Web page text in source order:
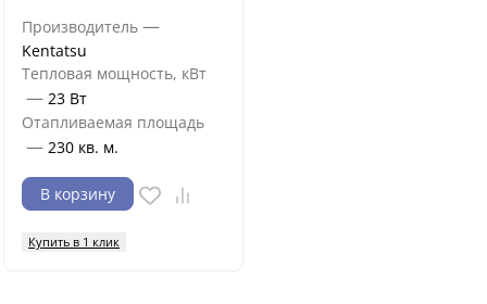
Производитель —
Kentatsu
Тепловая мощность, кВт
— 23 Вт
Отапливаемая площадь
— 230 кв. м.
В корзину
Купить в 1 клик